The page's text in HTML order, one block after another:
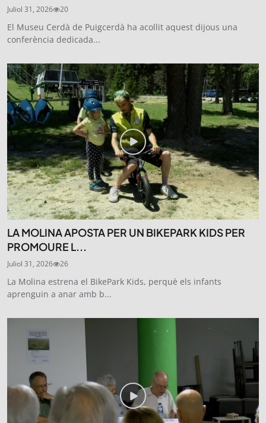
Juliol 31, 2026 20
El Museu Cerdà de Puigcerdà ha acollit aquest dijous una
conferència dedicada...
LA MOLINA APOSTA PER UN BIKEPARK KIDS PER
PROMOURE L...
Juliol 31, 2026 26
La Molina estrena el BikePark Kids, perquè els infants
aprenguin a anar amb b...